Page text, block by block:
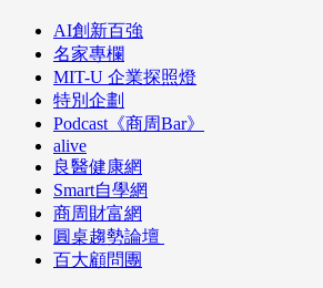
AI創新百強
名家專欄
MIT-U 企業探照燈
特別企劃
Podcast《商周Bar》
alive
良醫健康網
Smart自學網
商周財富網
圓桌趨勢論壇
百大顧問團